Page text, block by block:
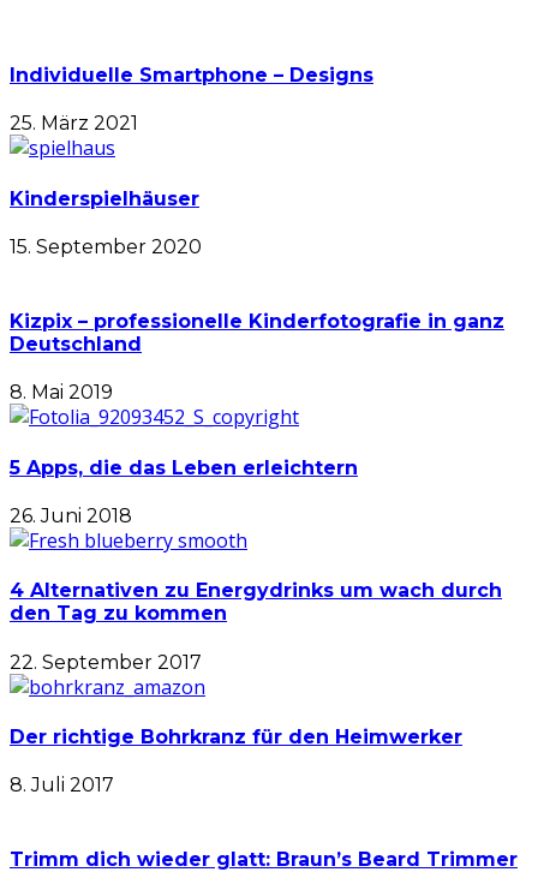
Individuelle Smartphone – Designs
25. März 2021
Kinderspielhäuser
15. September 2020
Kizpix – professionelle Kinderfotografie in ganz
Deutschland
8. Mai 2019
5 Apps, die das Leben erleichtern
26. Juni 2018
4 Alternativen zu Energydrinks um wach durch
den Tag zu kommen
22. September 2017
Der richtige Bohrkranz für den Heimwerker
8. Juli 2017
Trimm dich wieder glatt: Braun’s Beard Trimmer